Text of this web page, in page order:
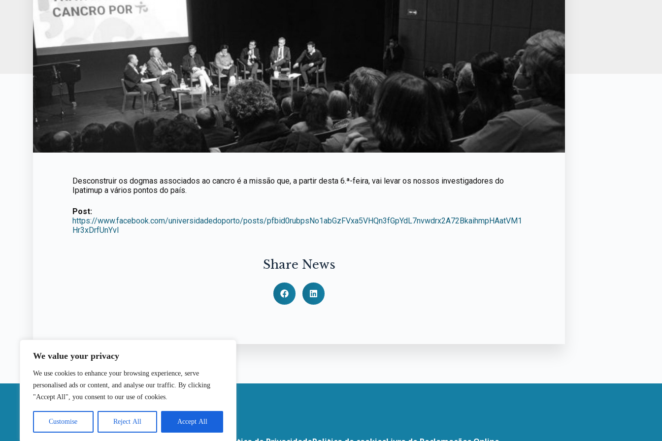
We value your privacy
We use cookies to enhance your browsing experience, serve
personalised ads or content, and analyse our traffic. By clicking
"Accept All", you consent to our use of cookies.
Customise Reject All Accept All
Desconstruir os dogmas associados ao cancro é a missão que, a partir desta 6.ª-feira, vai levar os nossos investigadores do
Ipatimup a vários pontos do país.
Post:
https://www.facebook.com/universidadedoporto/posts/pfbid0rubpsNo1abGzFVxa5VHQn3fGpYdL7nvwdrx2A72BkaihmpHAatVM1
Hr3xDrfUnYvl
Share News
|